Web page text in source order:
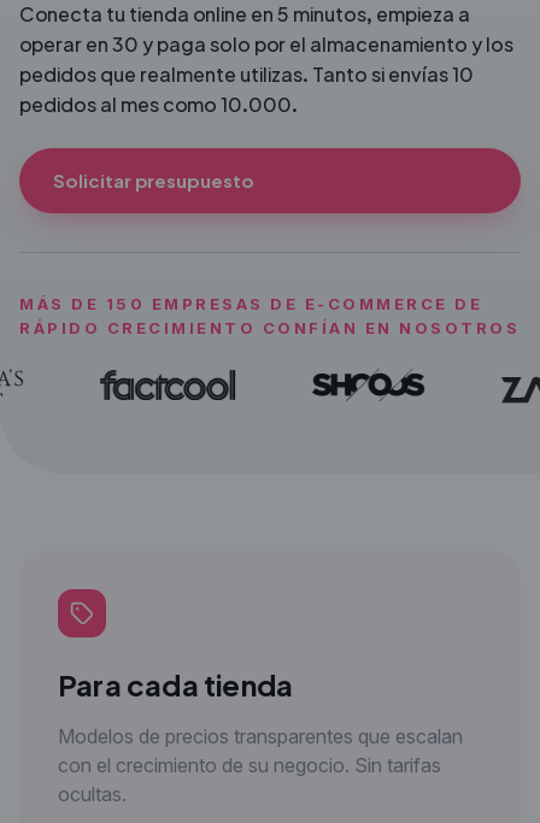
Conecta tu tienda online en 5 minutos, empieza a
operar en 30 y paga solo por el almacenamiento y los
pedidos que realmente utilizas. Tanto si envías 10
pedidos al mes como 10.000.
Solicitar presupuesto
MÁS DE 150 EMPRESAS DE E-COMMERCE DE
RÁPIDO CRECIMIENTO CONFÍAN EN NOSOTROS
Para cada tienda
Modelos de precios transparentes que escalan
con el crecimiento de su negocio. Sin tarifas
ocultas.